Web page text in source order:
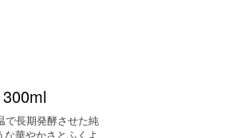
で長期発酵させた純
華やかさとふくよ